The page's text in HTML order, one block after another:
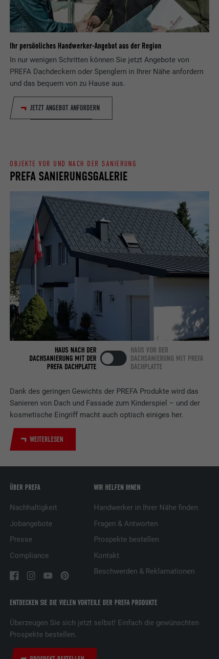
Ihr persönliches Handwerker-Angebot aus der Region
In nur wenigen Schritten können Sie jetzt Angebote von
PREFA Dachdeckern oder Spenglern in Ihrer Nähe anfordern
und das bequem von zu Hause aus.
JETZT ANGEBOT ANFORDERN
Dank des geringen Gewichts der PREFA Produkte wird das
Sanieren von Dach und Fassade zum Kinderspiel – und der
kosmetische Eingriff macht auch optisch einiges her.
WEITERLESEN
PREFA SANIERUNGSGALERIE
OBJEKTE VOR UND NACH DER SANIERUNG
HAUS NACH DER
DACHSANIERUNG MIT DER
PREFA DACHPLATTE
HAUS VOR DER
DACHSANIERUNG MIT PREFA
DACHPLATTE
ENTDECKEN SIE DIE VIELEN VORTEILE DER PREFA PRODUKTE
Überzeugen Sie sich jetzt selbst! Einfach die gewünschten
Prospekte bestellen.
ÜBER PREFA
Nachhaltigkeit
Jobangebote
Presse
Compliance
WIR HELFEN IHNEN
Handwerker in Ihrer Nähe finden
Fragen & Antworten
Prospekte bestellen
Kontakt
Beschwerden & Reklamationen
Besucher die Website nutzt, zu generieren.
Name _gaexp
Anbieter
Laufzeit 90 Tage
Wird testweise gesetzt, um zu prüfen, ob
der Browser das Setzen von Cookies
Anbieter ads.linkedin.com
Laufzeit Sitzung
Speichert die vom Benutzer ausgewählte
Sprach version einer Webseite.
uns"-Fenster enthält.
Name bcookie
Anbieter LinkedIn
Laufzeit 2 Jahre
Zweck
Verwendet vom Social-Networking-Dienst
LinkedIn für die Verfolgung der
Verwendung von eingebetteten
Dienstleistungen.
bscookie
LinkedIn
Laufzeit 2 Jahre
Zweck
Verwendet vom Social-Networking-Dienst
Laufzeit
Wird verwendet, um Besucher auf
mehreren Webseiten zu verfolgen, um
Präferenzen des Besuchers zu
Name lidc